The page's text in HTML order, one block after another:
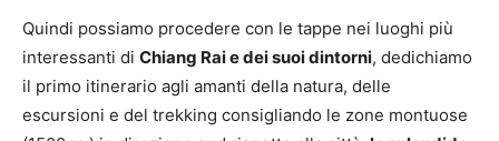
Quindi possiamo procedere con le tappe nei luoghi più
interessanti di Chiang Rai e dei suoi dintorni, dedichiamo
il primo itinerario agli amanti della natura, delle
escursioni e del trekking consigliando le zone montuose